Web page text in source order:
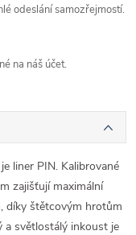
odeslání samozřejmostí.
na náš účet.
liner PIN. Kalibrované
zajišťují maximální
díky štětcovým hrotům
a světlostálý inkoust je